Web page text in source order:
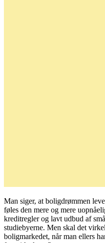
Man siger, at boligdrømmen
føles den mere og mere
kreditregler og lavt udbud af
studiebyerne. Men skal det
boligmarkedet, når man ellers